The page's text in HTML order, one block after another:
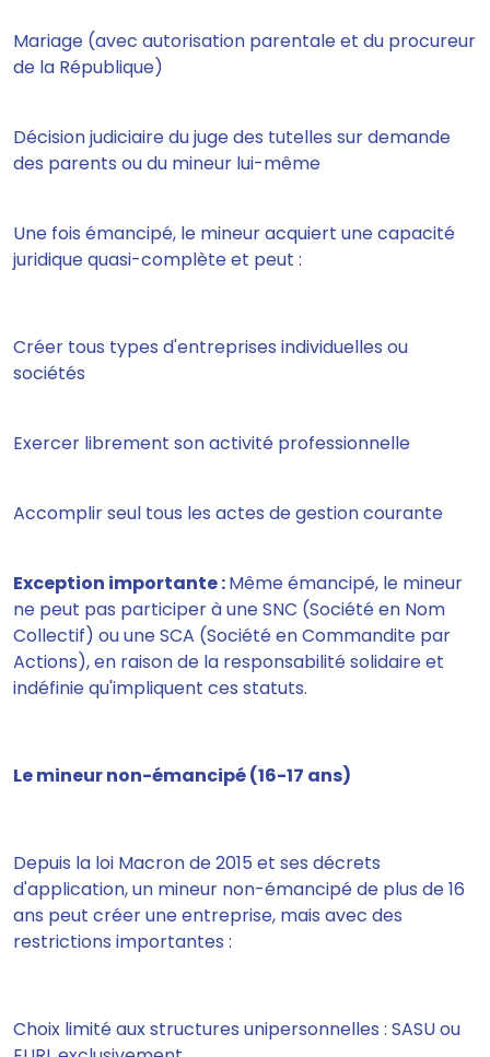
Mariage (avec autorisation parentale et du procureur
de la République)
Décision judiciaire du juge des tutelles sur demande
des parents ou du mineur lui-même
Une fois émancipé, le mineur acquiert une capacité
juridique quasi-complète et peut :
Créer tous types d'entreprises individuelles ou
sociétés
Exercer librement son activité professionnelle
Accomplir seul tous les actes de gestion courante
Exception importante :Même émancipé, le mineur
ne peut pas participer à une SNC (Société en Nom
Collectif) ou une SCA (Société en Commandite par
Actions), en raison de la responsabilité solidaire et
indéfinie qu'impliquent ces statuts.
Le mineur non-émancipé (16-17 ans)
Depuis la loi Macron de 2015 et ses décrets
d'application, un mineur non-émancipé de plus de 16
ans peut créer une entreprise, mais avec des
restrictions importantes :
Choix limité aux structures unipersonnelles : SASU ou